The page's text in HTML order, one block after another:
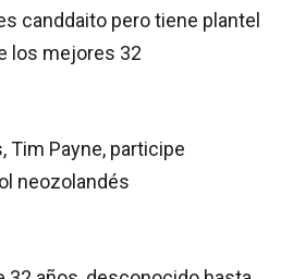
canddaito pero tiene plantel
los mejores 32
Tim Payne, participe
neozolandés